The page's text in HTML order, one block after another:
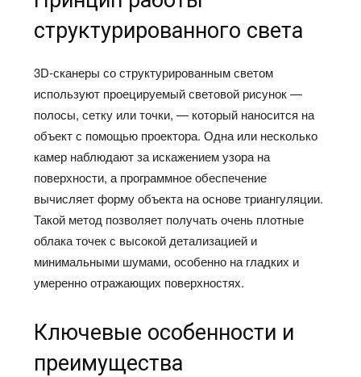
структурированного света
3D‑сканеры со структурированным светом
используют проецируемый световой рисунок —
полосы, сетку или точки, — который наносится на
объект с помощью проектора. Одна или несколько
камер наблюдают за искажением узора на
поверхности, а программное обеспечение
вычисляет форму объекта на основе триангуляции.
Такой метод позволяет получать очень плотные
облака точек с высокой детализацией и
минимальными шумами, особенно на гладких и
умеренно отражающих поверхностях.
Ключевые особенности и
преимущества